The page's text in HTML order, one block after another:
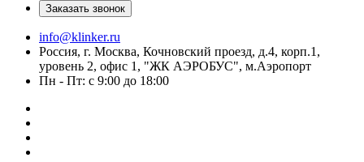
Заказать звонок
info@klinker.ru
Россия, г. Москва, Кочновский проезд, д.4, корп.1,
уровень 2, офис 1, "ЖК АЭРОБУС", м.Аэропорт
Пн - Пт: с 9:00 до 18:00